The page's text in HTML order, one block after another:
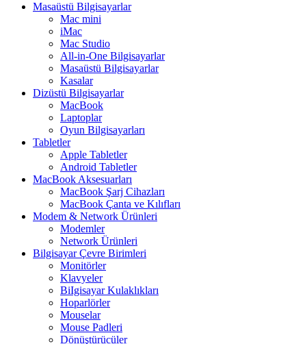
Masaüstü Bilgisayarlar
Mac mini
iMac
Mac Studio
All-in-One Bilgisayarlar
Masaüstü Bilgisayarlar
Kasalar
Dizüstü Bilgisayarlar
MacBook
Laptoplar
Oyun Bilgisayarları
Tabletler
Apple Tabletler
Android Tabletler
MacBook Aksesuarları
MacBook Şarj Cihazları
MacBook Çanta ve Kılıfları
Modem & Network Ürünleri
Modemler
Network Ürünleri
Bilgisayar Çevre Birimleri
Monitörler
Klavyeler
BiIgisayar Kulaklıkları
Hoparlörler
Mouselar
Mouse Padleri
Dönüştürücüler